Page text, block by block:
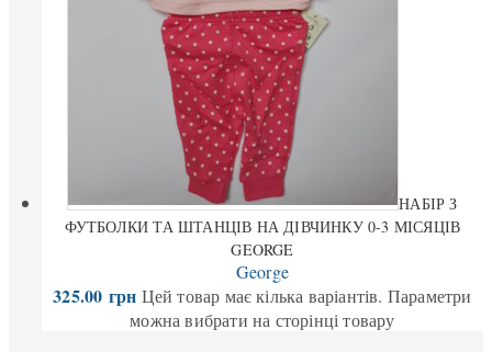
НАБІР З
ФУТБОЛКИ ТА ШТАНЦІВ НА ДІВЧИНКУ 0-3 МІСЯЦІВ
GEORGE
George
325.00 грн Цей товар має кілька варіантів. Параметри
можна вибрати на сторінці товару